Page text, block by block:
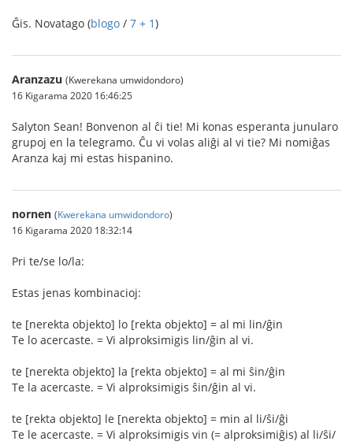
Ĝis. Novatago (blogo / 7 + 1)
Aranzazu (Kwerekana umwidondoro)
16 Kigarama 2020 16:46:25
Salyton Sean! Bonvenon al ĉi tie! Mi konas esperanta junularo
grupoj en la telegramo. Ĉu vi volas aliĝi al vi tie? Mi nomiĝas
Aranza kaj mi estas hispanino.
nornen (Kwerekana umwidondoro)
16 Kigarama 2020 18:32:14
Pri te/se lo/la:
Estas jenas kombinacioj:
te [nerekta objekto] lo [rekta objekto] = al mi lin/ĝin
Te lo acercaste. = Vi alproksimigis lin/ĝin al vi.
te [nerekta objekto] la [rekta objekto] = al mi ŝin/ĝin
Te la acercaste. = Vi alproksimigis ŝin/ĝin al vi.
te [rekta objekto] le [nerekta objekto] = min al li/ŝi/ĝi
Te le acercaste. = Vi alproksimigis vin (= alproksimiĝis) al li/ŝi/